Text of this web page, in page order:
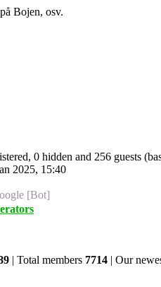
Bojen, osv.
0 hidden and 256 guests
2025, 15:40
[Bot]
| Total members 7714 | Our